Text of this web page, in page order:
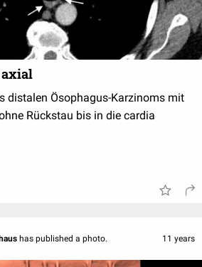
axial
distalen Ösophagus-Karzinoms mit
Rückstau bis in die cardia
has published a photo. 11 years